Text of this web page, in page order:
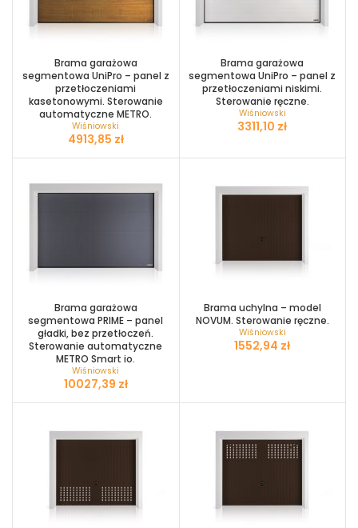
Brama garażowa
segmentowa UniPro – panel z
przetłoczeniami
kasetonowymi. Sterowanie
automatyczne METRO.
Wiśniowski
zł
Brama garażowa
segmentowa UniPro – panel z
przetłoczeniami niskimi.
Sterowanie ręczne.
Wiśniowski
zł
Brama garażowa
segmentowa PRIME – panel
gładki, bez przetłoczeń.
Sterowanie automatyczne
METRO Smart io.
Wiśniowski
zł
Brama uchylna – model
NOVUM. Sterowanie ręczne.
Wiśniowski
zł